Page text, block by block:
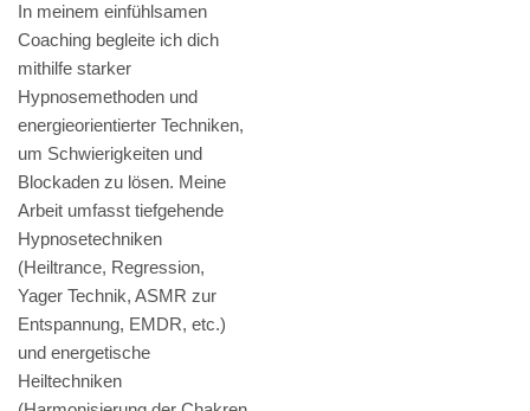
In meinem einfühlsamen
Coaching begleite ich dich
mithilfe starker
Hypnosemethoden und
energieorientierter Techniken,
um Schwierigkeiten und
Blockaden zu lösen. Meine
Arbeit umfasst tiefgehende
Hypnosetechniken
(Heiltrance, Regression,
Yager Technik, ASMR zur
Entspannung, EMDR, etc.)
und energetische
Heiltechniken